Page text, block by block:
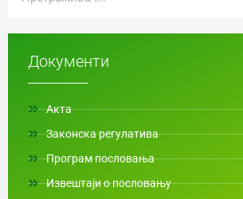
Документи
Акта
Законска регулатива
Програм пословања
Извештаји о пословању